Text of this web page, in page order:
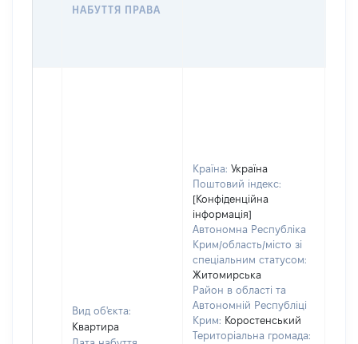
НАБУТТЯ ПРАВА
Вид об'єкта:
Квартира
Країна: Україна
Поштовий індекс:
[Конфіденційна
інформація]
Автономна Республіка
Крим/область/місто зі
спеціальним статусом:
Житомирська
Район в області та
Автономній Республіці
Крим: Коростенський
Територіальна громада: